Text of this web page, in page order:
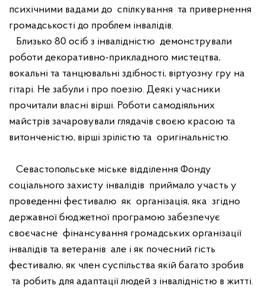
психічними вадами до спілкування та привернення
громадськості до проблем інвалідів.
Близько 80 осіб з інвалідністю демонстрували
роботи декоративно-прикладного мистецтва,
вокальні та танцювальні здібності, віртуозну гру на
гітарі. Не забули і про поезію. Деякі учасники
прочитали власні вірші. Роботи самодіяльних
майстрів зачаровували глядачів своєю красою та
витонченістю, вірші зрілістю та оригінальністю.
Севастопольське міське відділення Фонду
соціального захисту інвалідів приймало участь у
проведенні фестивалю як організація, яка згідно
державної бюджетної програмою забезпечує
своєчасне фінансування громадських організації
інвалідів та ветеранів але і як почесний гість
фестивалю, як член суспільства якій багато зробив
та робить для адаптації людей з інвалідністю в житті.